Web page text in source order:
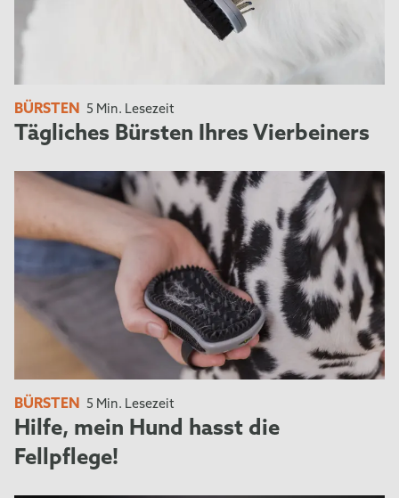
BÜRSTEN 5 Min. Lesezeit
Tägliches Bürsten Ihres Vierbeiners
BÜRSTEN 5 Min. Lesezeit
Hilfe, mein Hund hasst die
Fellpflege!